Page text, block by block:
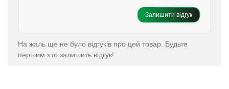
Залишити відгук
На жаль ще не було відгуків про цей товар. Будьте
першим хто залишить відгук!